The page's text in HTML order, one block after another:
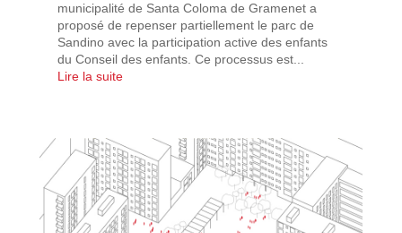
municipalité de Santa Coloma de Gramenet a
proposé de repenser partiellement le parc de
Sandino avec la participation active des enfants
du Conseil des enfants. Ce processus est...
Lire la suite